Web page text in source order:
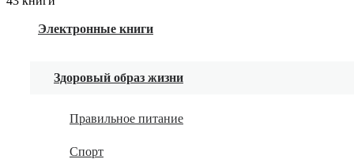
Электронные книги
Здоровый образ жизни
Правильное питание
Спорт